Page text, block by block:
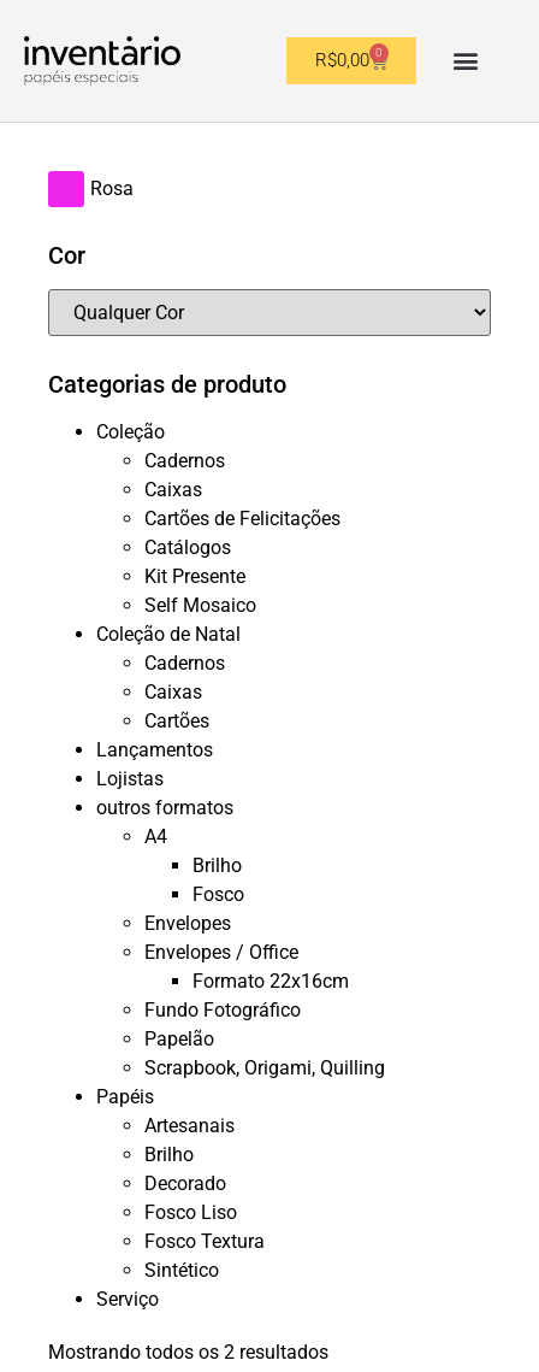
R$0,00 0
Rosa
Cor
Categorias de produto
Coleção
Cadernos
Caixas
Cartões de Felicitações
Catálogos
Kit Presente
Self Mosaico
Coleção de Natal
Cadernos
Caixas
Cartões
Lançamentos
Lojistas
outros formatos
A4
Brilho
Fosco
Envelopes
Envelopes / Office
Formato 22x16cm
Fundo Fotográfico
Papelão
Scrapbook, Origami, Quilling
Papéis
Artesanais
Brilho
Decorado
Fosco Liso
Fosco Textura
Sintético
Serviço
Mostrando todos os 2 resultados